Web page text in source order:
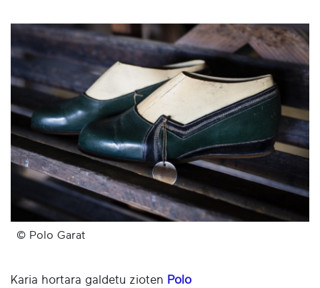
© Polo Garat
Karia hortara galdetu zioten Polo